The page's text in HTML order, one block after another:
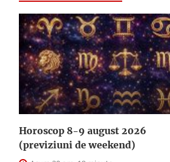
Horoscop 8-9 august 2026
(previziuni de weekend)